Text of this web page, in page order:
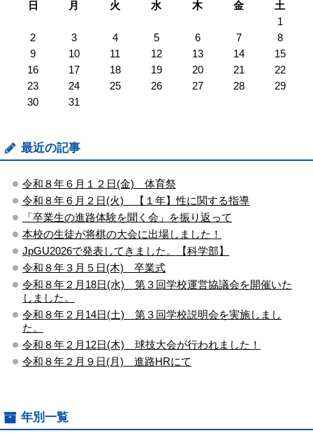
日
月 火 水 木 金
土
1
2
3 4 5 6 7
8
9
10 11 12 13 14
15
16
17 18 19 20 21
22
23
24 25 26 27 28
29
30
31
最近の記事
令和８年６月１２日(金) 体育祭
令和８年６月２日(火) 【１年】性に関する指導
「卒業生の進路体験を聞く会」を振り返って
本校の生徒が将棋の大会に出場しました！
JpGU2026で発表してきました。【科学部】
令和８年３月５日(木) 卒業式
令和８年２月18日(水) 第３回学校運営協議会を開催いた
しました。
令和８年２月14日(土) 第３回学校説明会を実施しまし
た。
令和８年２月12日(木) 球技大会が行われました！
令和８年２月９日(月) 進路HRにて
年別一覧